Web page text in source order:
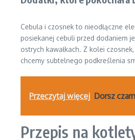
Cebula i czosnek to nieodłączne
posiekanej cebuli przed dodaniem
ostrych kawałkach. Z kolei
chcemy subtelnego podkreślenia
Przeczytaj więcej Dorsz
Przepis na